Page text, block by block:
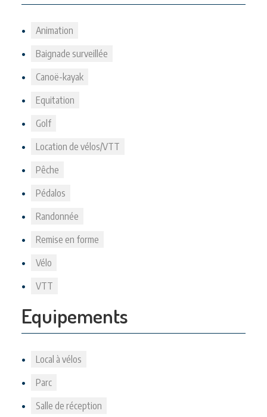
Animation
Baignade surveillée
Canoë-kayak
Equitation
Golf
Location de vélos/VTT
Pêche
Pédalos
Randonnée
Remise en forme
Vélo
VTT
Equipements
Local à vélos
Parc
Salle de réception